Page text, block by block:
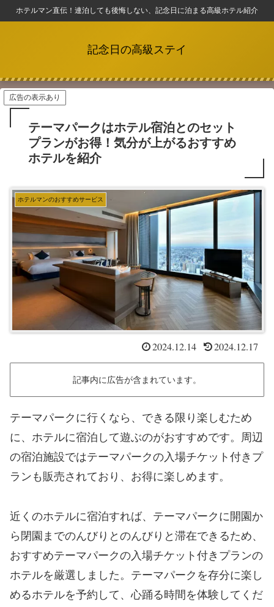
ホテルマン直伝！連泊しても後悔しない、記念日に泊まる高級ホテル紹介
記念日の高級ステイ
広告の表示あり
テーマパークはホテル宿泊とのセット
プランがお得！気分が上がるおすすめ
ホテルを紹介
ホテルマンのおすすめサービス
2024.12.14 2024.12.17
記事内に広告が含まれています。
テーマパークに行くなら、できる限り楽しむため
に、ホテルに宿泊して遊ぶのがおすすめです。周辺
の宿泊施設ではテーマパークの入場チケット付きプ
ランも販売されており、お得に楽しめます。
近くのホテルに宿泊すれば、テーマパークに開園か
ら閉園までのんびりとのんびりと滞在できるため、
おすすめテーマパークの入場チケット付きプランの
ホテルを厳選しました。テーマパークを存分に楽し
めるホテルを予約して、心踊る時間を体験してくだ